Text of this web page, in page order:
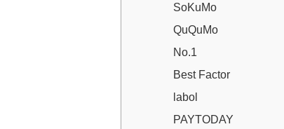
SoKuMo
QuQuMo
No.1
Best Factor
labol
PAYTODAY